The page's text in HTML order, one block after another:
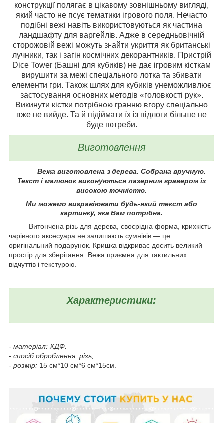
конструкції полягає в цікавому зовнішньому вигляді,
який часто не псує тематики ігрового поля. Нечасто
подібні вежі навіть використовуються як частина
ландшафту для варгейлів. Адже в середньовічній
сторожовій вежі можуть знайти укриття як британські
лучники, так і загін космічних декорантників. Пристрій
Dice Tower (Башні для кубиків) не дає ігровим кісткам
вирушити за межі спеціального лотка та збивати
елементи гри. Також шлях для кубиків унеможливлює
застосування основних методів «головкості рук».
Викинути кістки потрібною гранню вгору спеціально
вже не вийде. Та й підіймати їх із підлоги більше не
буде потреби.
Виготовлення
Вежа виготовлена з дерева. Собрана вручную.
Текст і малюнок виконуються лазерним гравером із
високою точністю.
Ми можемо вигравіювати будь-який текст або
картинку, яка Вам потрібна.
Витончена різь для дерева, своєрідна форма, крихкість
чарівного аксесуара не залишають сумнівів — це
оригінальний подарунок. Кришка відкриває досить великий
простір для зберігання. Вежа приємна для тактильних
відчуттів і текстурою.
Характеристики:
- матеріал: ХДФ.
- спосіб оброблення: різь;
- розмір: 15 см*10 см*6 см*15см.